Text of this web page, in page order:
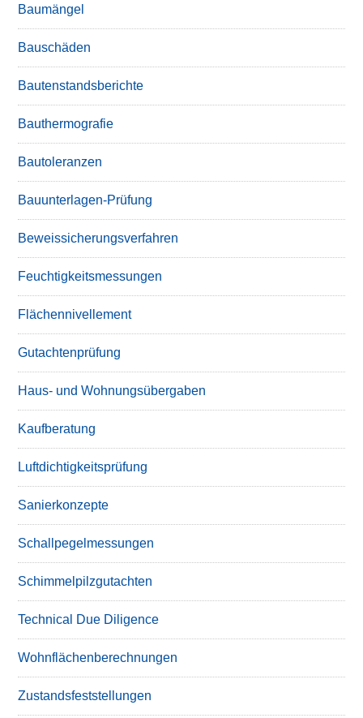
Baumängel
Bauschäden
Bautenstandsberichte
Bauthermografie
Bautoleranzen
Bauunterlagen-Prüfung
Beweissicherungsverfahren
Feuchtigkeitsmessungen
Flächennivellement
Gutachtenprüfung
Haus- und Wohnungsübergaben
Kaufberatung
Luftdichtigkeitsprüfung
Sanierkonzepte
Schallpegelmessungen
Schimmelpilzgutachten
Technical Due Diligence
Wohnflächenberechnungen
Zustandsfeststellungen